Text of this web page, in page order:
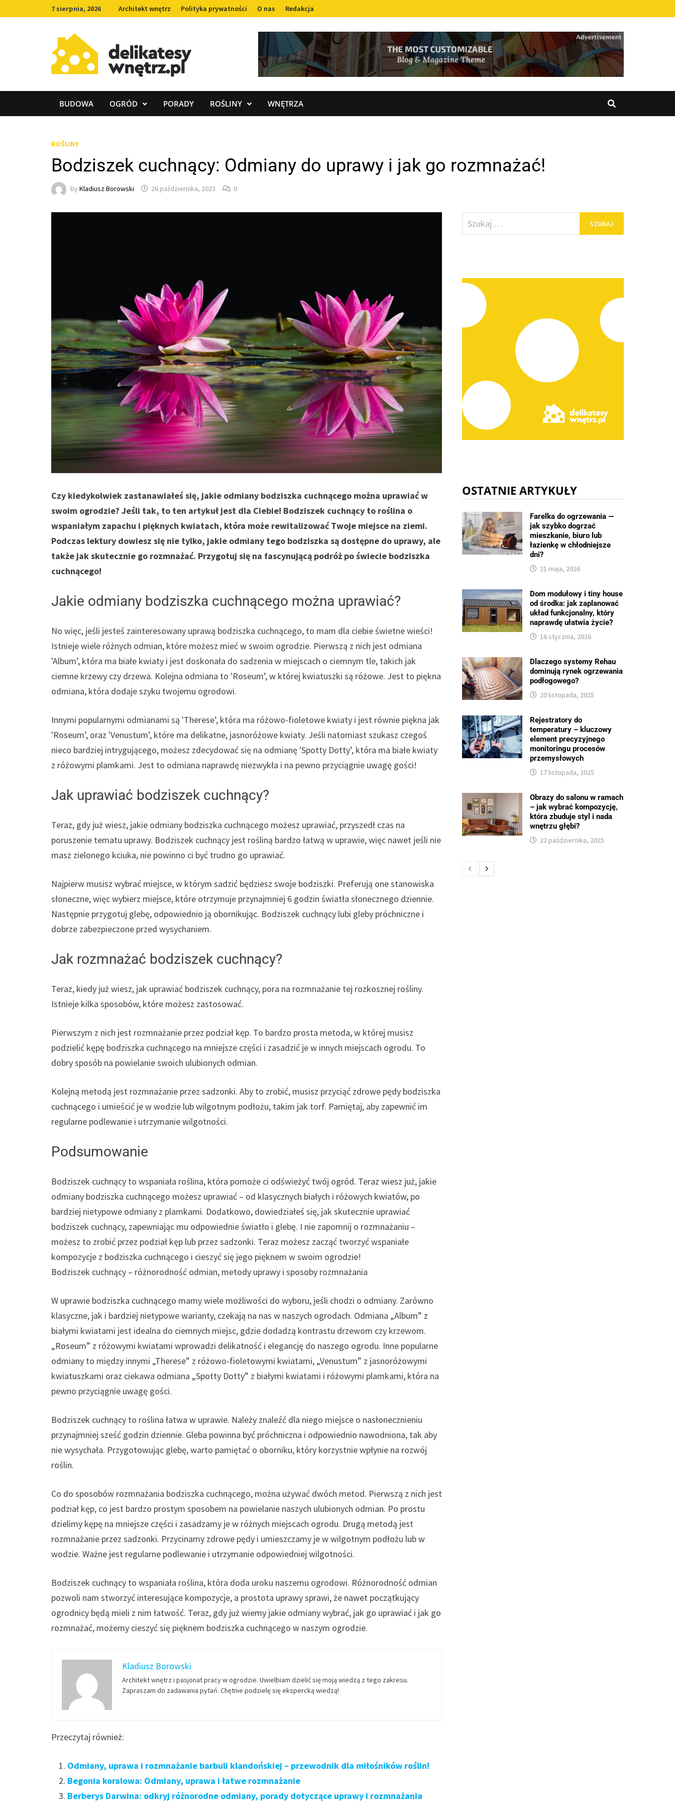
to
7 sierpnia, 2026 Architekt wnętrz Polityka prywatności O nas Redakcja
BUDOWA OGRÓD PORADY ROŚLINY WNĘTRZA
ROŚLINY
Bodziszek cuchnący: Odmiany do uprawy i jak go rozmnażać!
by Kladiusz Borowski 26 października, 2023 0
Czy kiedykolwiek zastanawiałeś się, jakie odmiany bodziszka cuchnącego można uprawiać w
swoim ogrodzie? Jeśli tak, to ten artykuł jest dla Ciebie! Bodziszek cuchnący to roślina o
wspaniałym zapachu i pięknych kwiatach, która może rewitalizować Twoje miejsce na ziemi.
Podczas lektury dowiesz się nie tylko, jakie odmiany tego bodziszka są dostępne do uprawy, ale
także jak skutecznie go rozmnażać. Przygotuj się na fascynującą podróż po świecie bodziszka
cuchnącego!
Jakie odmiany bodziszka cuchnącego można uprawiać?
No więc, jeśli jesteś zainteresowany uprawą bodziszka cuchnącego, to mam dla ciebie świetne wieści!
Istnieje wiele różnych odmian, które możesz mieć w swoim ogrodzie. Pierwszą z nich jest odmiana
'Album’, która ma białe kwiaty i jest doskonała do sadzenia w miejscach o ciemnym tle, takich jak
ciemne krzewy czy drzewa. Kolejna odmiana to 'Roseum’, w której kwiatuszki są różowe. Jest to piękna
odmiana, która dodaje szyku twojemu ogrodowi.
Innymi popularnymi odmianami są 'Therese’, która ma różowo-fioletowe kwiaty i jest równie piękna jak
'Roseum’, oraz 'Venustum’, które ma delikatne, jasnoróżowe kwiaty. Jeśli natomiast szukasz czegoś
nieco bardziej intrygującego, możesz zdecydować się na odmianę 'Spotty Dotty’, która ma białe kwiaty
z różowymi plamkami. Jest to odmiana naprawdę niezwykła i na pewno przyciągnie uwagę gości!
Jak uprawiać bodziszek cuchnący?
Teraz, gdy już wiesz, jakie odmiany bodziszka cuchnącego możesz uprawiać, przyszedł czas na
poruszenie tematu uprawy. Bodziszek cuchnący jest rośliną bardzo łatwą w uprawie, więc nawet jeśli nie
masz zielonego kciuka, nie powinno ci być trudno go uprawiać.
Najpierw musisz wybrać miejsce, w którym sadzić będziesz swoje bodziszki. Preferują one stanowiska
słoneczne, więc wybierz miejsce, które otrzymuje przynajmniej 6 godzin światła słonecznego dziennie.
Następnie przygotuj glebę, odpowiednio ją obornikując. Bodziszek cuchnący lubi gleby próchniczne i
dobrze zabezpieczone przed wysychaniem.
Jak rozmnażać bodziszek cuchnący?
Teraz, kiedy już wiesz, jak uprawiać bodziszek cuchnący, pora na rozmnażanie tej rozkosznej rośliny.
Istnieje kilka sposobów, które możesz zastosować.
Pierwszym z nich jest rozmnażanie przez podział kęp. To bardzo prosta metoda, w której musisz
podzielić kępę bodziszka cuchnącego na mniejsze części i zasadzić je w innych miejscach ogrodu. To
dobry sposób na powielanie swoich ulubionych odmian.
Kolejną metodą jest rozmnażanie przez sadzonki. Aby to zrobić, musisz przyciąć zdrowe pędy bodziszka
cuchnącego i umieścić je w wodzie lub wilgotnym podłożu, takim jak torf. Pamiętaj, aby zapewnić im
regularne podlewanie i utrzymanie wilgotności.
Podsumowanie
Bodziszek cuchnący to wspaniała roślina, która pomoże ci odświeżyć twój ogród. Teraz wiesz już, jakie
odmiany bodziszka cuchnącego możesz uprawiać – od klasycznych białych i różowych kwiatów, po
bardziej nietypowe odmiany z plamkami. Dodatkowo, dowiedziałeś się, jak skutecznie uprawiać
bodziszek cuchnący, zapewniając mu odpowiednie światło i glebę. I nie zapomnij o rozmnażaniu –
możesz to zrobić przez podział kęp lub przez sadzonki. Teraz możesz zacząć tworzyć wspaniałe
kompozycje z bodziszka cuchnącego i cieszyć się jego pięknem w swoim ogrodzie!
Bodziszek cuchnący – różnorodność odmian, metody uprawy i sposoby rozmnażania
W uprawie bodziszka cuchnącego mamy wiele możliwości do wyboru, jeśli chodzi o odmiany. Zarówno
klasyczne, jak i bardziej nietypowe warianty, czekają na nas w naszych ogrodach. Odmiana „Album” z
białymi kwiatami jest idealna do ciemnych miejsc, gdzie dodadzą kontrastu drzewom czy krzewom.
„Roseum” z różowymi kwiatami wprowadzi delikatność i elegancję do naszego ogrodu. Inne popularne
odmiany to między innymi „Therese” z różowo-fioletowymi kwiatami, „Venustum” z jasnoróżowymi
kwiatuszkami oraz ciekawa odmiana „Spotty Dotty” z białymi kwiatami i różowymi plamkami, która na
pewno przyciągnie uwagę gości.
Bodziszek cuchnący to roślina łatwa w uprawie. Należy znaleźć dla niego miejsce o nasłonecznieniu
przynajmniej sześć godzin dziennie. Gleba powinna być próchniczna i odpowiednio nawodniona, tak aby
nie wysychała. Przygotowując glebę, warto pamiętać o oborniku, który korzystnie wpłynie na rozwój
roślin.
Co do sposobów rozmnażania bodziszka cuchnącego, można używać dwóch metod. Pierwszą z nich jest
podział kęp, co jest bardzo prostym sposobem na powielanie naszych ulubionych odmian. Po prostu
dzielimy kępę na mniejsze części i zasadzamy je w różnych miejscach ogrodu. Drugą metodą jest
rozmnażanie przez sadzonki. Przycinamy zdrowe pędy i umieszczamy je w wilgotnym podłożu lub w
wodzie. Ważne jest regularne podlewanie i utrzymanie odpowiedniej wilgotności.
Bodziszek cuchnący to wspaniała roślina, która doda uroku naszemu ogrodowi. Różnorodność odmian
pozwoli nam stworzyć interesujące kompozycje, a prostota uprawy sprawi, że nawet początkujący
ogrodnicy będą mieli z nim łatwość. Teraz, gdy już wiemy jakie odmiany wybrać, jak go uprawiać i jak go
rozmnażać, możemy cieszyć się pięknem bodziszka cuchnącego w naszym ogrodzie.
Kladiusz Borowski
Architekt wnętrz i pasjonat pracy w ogrodzie. Uwielbiam dzielić się moją wiedzą z tego zakresu.
Zapraszam do zadawania pytań. Chętnie podzielę się ekspercką wiedzą!
Przeczytaj również:
Odmiany, uprawa i rozmnażanie barbuli klandońskiej – przewodnik dla miłośników roślin!
Begonia koralowa: Odmiany, uprawa i łatwe rozmnażanie
Berberys Darwina: odkryj różnorodne odmiany, porady dotyczące uprawy i rozmnażania
Szukaj:
OSTATNIE ARTYKUŁY
Farelka do ogrzewania —
jak szybko dogrzać
mieszkanie, biuro lub
łazienkę w chłodniejsze
dni?
21 maja, 2026
Dom modułowy i tiny house
od środka: jak zaplanować
układ funkcjonalny, który
naprawdę ułatwia życie?
16 stycznia, 2026
Dlaczego systemy Rehau
dominują rynek ogrzewania
podłogowego?
20 listopada, 2025
Rejestratory do
temperatury – kluczowy
element precyzyjnego
monitoringu procesów
przemysłowych
17 listopada, 2025
Obrazy do salonu w ramach
– jak wybrać kompozycję,
która zbuduje styl i nada
wnętrzu głębi?
22 października, 2025